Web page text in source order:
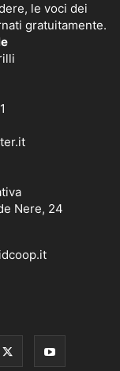
le voci dei
gratuitamente.
Nere, 24